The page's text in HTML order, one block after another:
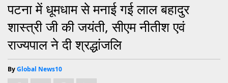
Chhattisgarh
Bihar
Uttrakhand
पटना में धूमधाम से मनाई गई लाल बहादुर
शास्त्री जी की जयंती, सीएम नीतीश एवं
राज्यपाल ने दी श्रद्धांजलि
ByGlobal News10